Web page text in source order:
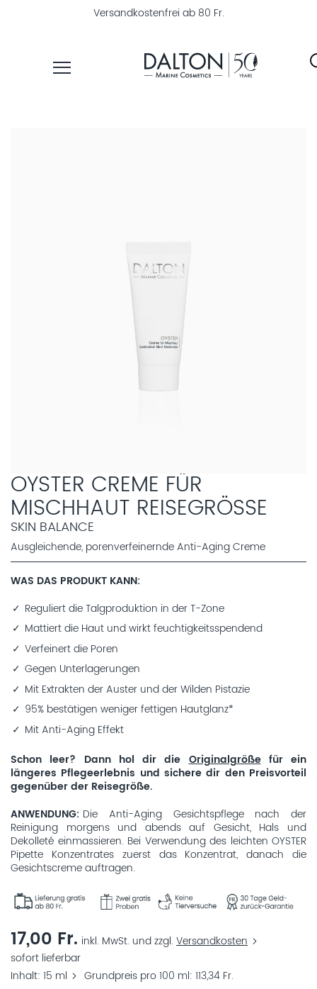
Versandkostenfrei ab 80 Fr.
OYSTER CREME FÜR
MISCHHAUT REISEGRÖSSE
SKIN BALANCE
Ausgleichende, porenverfeinernde Anti-Aging Creme
WAS DAS PRODUKT KANN
Reguliert die Talgproduktion in der T-Zone
Mattiert die Haut und wirkt feuchtigkeitsspendend
Verfeinert die Poren
Gegen Unterlagerungen
Mit Extrakten der Auster und der Wilden Pistazie
95% bestätigen weniger fettigen Hautglanz*
Mit Anti-Aging Effekt
Schon leer? Dann hol dir dieOriginalgrößefür ein
längeres Pflegeerlebnis und sichere dir den Preisvorteil
gegenüber der Reisegröße.
ANWENDUNG Die Anti-Aging Gesichtspflege nach der
Reinigung morgens und abends auf Gesicht, Hals und
Dekolleté einmassieren. Bei Verwendung des leichten OYSTER
Pipette Konzentrates zuerst das Konzentrat, danach die
Gesichtscreme auftragen.
17,00 Fr. inkl. MwSt. und zzgl. Versandkosten
sofort lieferbar
Inhalt 15 ml Grundpreis pro 100 ml 113,34 Fr.